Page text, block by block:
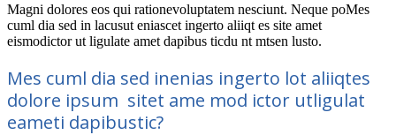
Magni dolores eos qui rationevoluptatem nesciunt. Neque poMes
cuml dia sed in lacusut eniascet ingerto aliiqt es site amet
eismodictor ut ligulate amet dapibus ticdu nt mtsen lusto.
Mes cuml dia sed inenias ingerto lot aliiqtes
dolore ipsum sitet ame mod ictor utligulat
eameti dapibustic?